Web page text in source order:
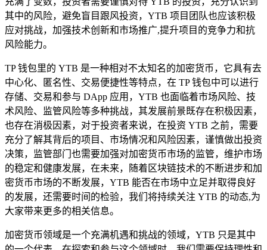
其中的风险，避免盲目跟风投资，YTB 项目团队也应该积极
应对挑战，加强技术创新和市场推广,提升项目的竞争力和抗
风险能力。
TP 钱包里的 YTB 是一种相对不太知名的加密货币，它具有去
中心化、匿名性、交易便捷性等特点，在 TP 钱包中可以进行
存储、交易和参与 DApp 应用，YTB 也面临着市场风险、技
术风险、监管风险等多种挑战，其发展前景既存在积极因素，
也存在消极因素，对于投资者来说，在投资 YTB 之前，需要
充分了解其背后的项目、市场情况和风险因素，谨慎做出投资
决策，监管部门也需要加强对加密货币市场的监管，维护市场
的稳定和健康发展，在未来，随着区块链技术的不断进步和加
密货币市场的不断发展，YTB 能否在市场中立足并取得良好
的发展，还需要时间的检验，我们将持续关注 YTB 的动态,为
大家带来更多的相关信息。
加密货币领域是一个充满机遇和挑战的领域，YTB 只是其中